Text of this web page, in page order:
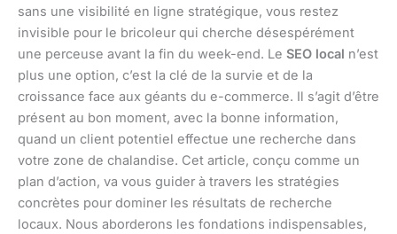
sans une visibilité en ligne stratégique, vous restez
invisible pour le bricoleur qui cherche désespérément
une perceuse avant la fin du week-end. Le SEO local n’est
plus une option, c’est la clé de la survie et de la
croissance face aux géants du e-commerce. Il s’agit d’être
présent au bon moment, avec la bonne information,
quand un client potentiel effectue une recherche dans
votre zone de chalandise. Cet article, conçu comme un
plan d’action, va vous guider à travers les stratégies
concrètes pour dominer les résultats de recherche
locaux. Nous aborderons les fondations indispensables,